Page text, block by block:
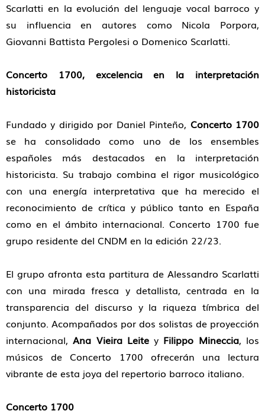
Scarlatti en la evolución del lenguaje vocal barroco y
su influencia en autores como Nicola Porpora,
Giovanni Battista Pergolesi o Domenico Scarlatti.
Concerto 1700, excelencia en la interpretación
historicista
Fundado y dirigido por Daniel Pinteño, Concerto 1700
se ha consolidado como uno de los ensembles
españoles más destacados en la interpretación
historicista. Su trabajo combina el rigor musicológico
con una energía interpretativa que ha merecido el
reconocimiento de crítica y público tanto en España
como en el ámbito internacional. Concerto 1700 fue
grupo residente del CNDM en la edición 22/23.
El grupo afronta esta partitura de Alessandro Scarlatti
con una mirada fresca y detallista, centrada en la
transparencia del discurso y la riqueza tímbrica del
conjunto. Acompañados por dos solistas de proyección
internacional,Ana Vieira Leitey Filippo Mineccia, los
músicos de Concerto 1700 ofrecerán una lectura
vibrante de esta joya del repertorio barroco italiano.
Concerto 1700